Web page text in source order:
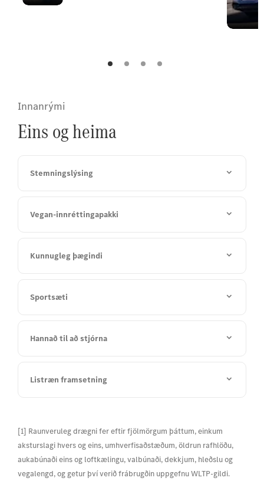
Innanrými
Eins og heima
Stemningslýsing
Vegan-innréttingapakki
Kunnugleg þægindi
Sportsæti
Hannað til að stjórna
Listræn framsetning
[1] Raunveruleg drægni fer eftir fjölmörgum þáttum, einkum
aksturslagi hvers og eins, umhverfisaðstæðum, öldrun rafhlöðu,
aukabúnaði eins og loftkælingu, valbúnaði, dekkjum, hleðslu og
vegalengd, og getur því verið frábrugðin uppgefnu WLTP-gildi.